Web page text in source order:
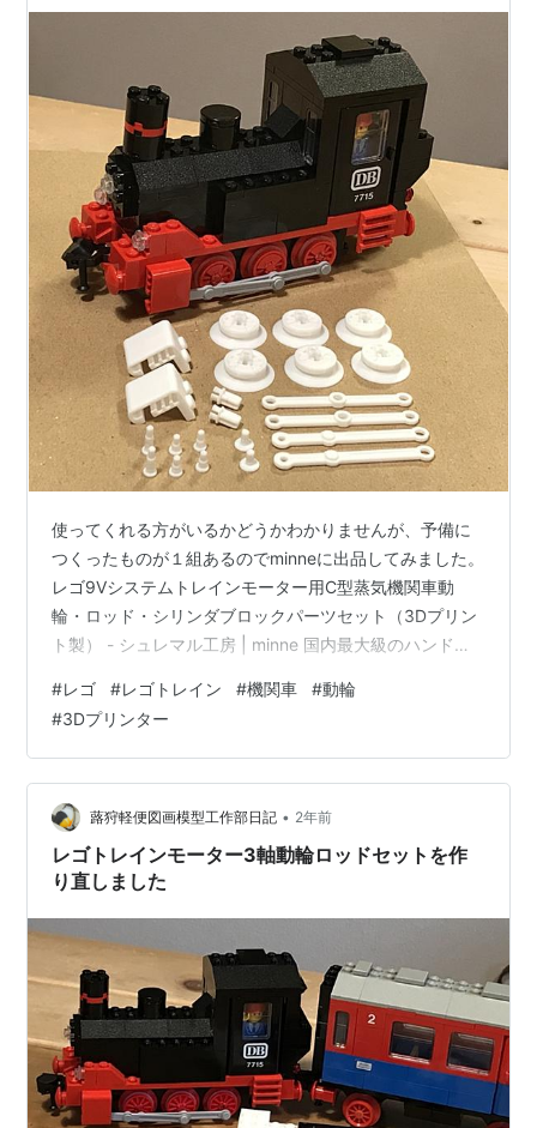
使ってくれる方がいるかどうかわかりませんが、予備に
つくったものが１組あるのでminneに出品してみました。
レゴ9Vシステムトレインモーター用C型蒸気機関車動
輪・ロッド・シリンダブロックパーツセット（3Dプリン
ト製） - シュレマル工房 | minne 国内最大級のハンドメ
リーズの9Vシステムトレインモーター用を使って小型の
C型（3軸）蒸気機関車を作るための動輪・ロッド・シリ
ンダブロックパーツセットです。PLAプラスチック素材
、FDM方式3Dプリント製です。 12Vシステムの3軸トレ
インモーターのデザインコンセプトを尊重し発展させる
方向で…
#レゴ #レゴトレイン #機関車 #動輪
#3Dプリンター
蕗狩軽便図画模型工作部日記 • 2年前
レゴトレインモーター3軸動輪ロッドセットを作
り直しました